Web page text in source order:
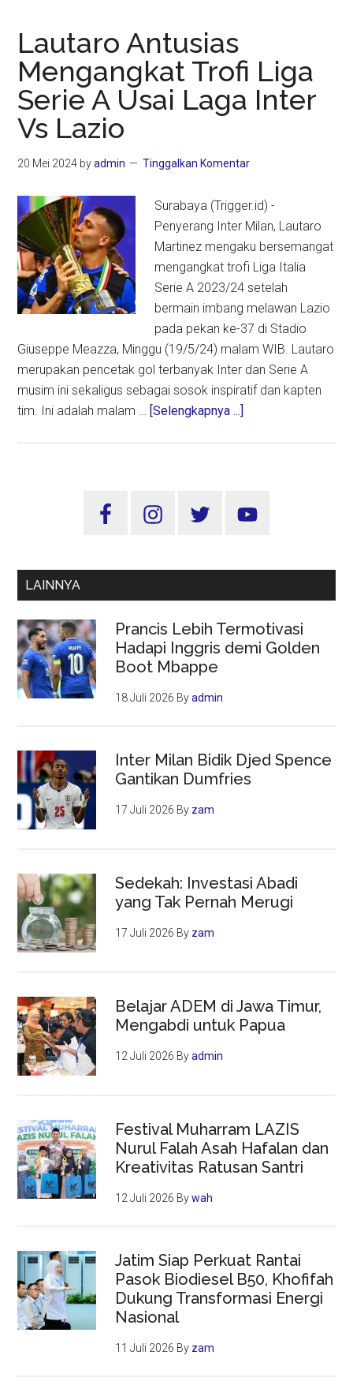
Lautaro Antusias
Mengangkat Trofi Liga
Serie A Usai Laga Inter
Vs Lazio
20 Mei 2024 byadmin Tinggalkan Komentar
Surabaya (Trigger.id) -
Penyerang Inter Milan, Lautaro
Martinez mengaku bersemangat
mengangkat trofi Liga Italia
Serie A 2023/24 setelah
bermain imbang melawan Lazio
pada pekan ke-37 di Stadio
Giuseppe Meazza, Minggu (19/5/24) malam WIB. Lautaro
merupakan pencetak gol terbanyak Inter dan Serie A
musim ini sekaligus sebagai sosok inspiratif dan kapten
tim. Ini adalah malam … [Selengkapnya ...]
Liga
Usai
Vs
Lazio
Sidebar
LAINNYA
Prancis Lebih Termotivasi
Hadapi Inggris demi Golden
Boot Mbappe
18 Juli 2026 Byadmin
Inter Milan Bidik Djed Spence
Gantikan Dumfries
17 Juli 2026 By zam
Sedekah: Investasi Abadi
yang Tak Pernah Merugi
17 Juli 2026 By zam
Belajar ADEM di Jawa Timur,
Mengabdi untuk Papua
12 Juli 2026 Byadmin
Festival Muharram LAZIS
Nurul Falah Asah Hafalan dan
Kreativitas Ratusan Santri
12 Juli 2026 Bywah
Jatim Siap Perkuat Rantai
Pasok Biodiesel B50, Khofifah
Dukung Transformasi Energi
Nasional
11 Juli 2026 By zam